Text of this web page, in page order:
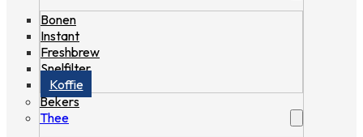
Bonen
Instant
Freshbrew
Snelfilter
Koffie
Bekers
Thee